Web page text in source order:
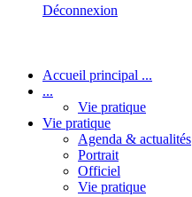
Déconnexion
Accueil principal ...
...
Vie pratique
Vie pratique
Agenda & actualités
Portrait
Officiel
Vie pratique